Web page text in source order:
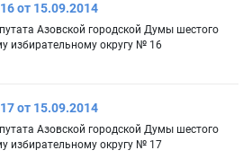
от 15.09.2014
Азовской городской Думы шестого
избирательному округу № 16
от 15.09.2014
Азовской городской Думы шестого
избирательному округу № 17